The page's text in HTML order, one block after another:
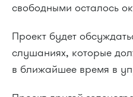
свободными осталось
Проект будет
слушаниях, которые
в ближайшее время в